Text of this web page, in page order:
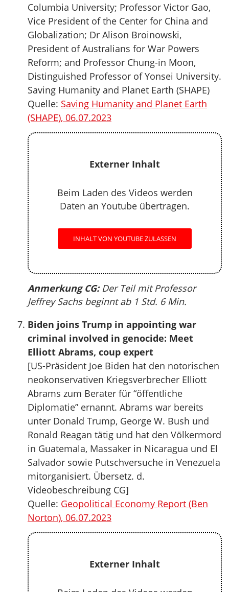
Columbia University; Professor Victor Gao,
Vice President of the Center for China and
Globalization; Dr Alison Broinowski,
President of Australians for War Powers
Reform; and Professor Chung-in Moon,
Distinguished Professor of Yonsei University.
Saving Humanity and Planet Earth (SHAPE)
Quelle: Saving Humanity and Planet Earth
(SHAPE), 06.07.2023
Externer Inhalt
Beim Laden des Videos werden
Daten an Youtube übertragen.
INHALT VON YOUTUBE ZULASSEN
Anmerkung CG:Der Teil mit Professor
Jeffrey Sachs beginnt ab 1 Std. 6 Min.
Biden joins Trump in appointing war
criminal involved in genocide: Meet
Elliott Abrams, coup expert
[US-Präsident Joe Biden hat den notorischen
neokonservativen Kriegsverbrecher Elliott
Abrams zum Berater für “öffentliche
Diplomatie” ernannt. Abrams war bereits
unter Donald Trump, George W. Bush und
Ronald Reagan tätig und hat den Völkermord
in Guatemala, Massaker in Nicaragua und El
Salvador sowie Putschversuche in Venezuela
mitorganisiert. Übersetz. d.
Videobeschreibung CG]
Quelle: Geopolitical Economy Report (Ben
Norton), 06.07.2023
Externer Inhalt